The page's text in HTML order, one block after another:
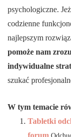
psychologiczne.
codzienne
najlepszym
pomoże nam
indywidualne
szukać
W tym temacie
Tabletki
forum